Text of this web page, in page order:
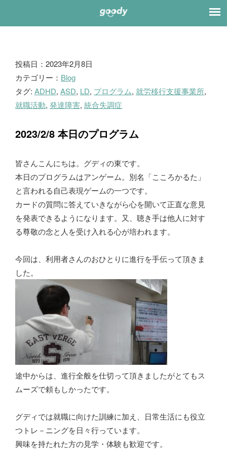
ブ
ロ
グ
投稿日：2023年2月8日
カテゴリー： Blog
タグ: ADHD, ASD, LD, プログラム, 就労移行支援事業所,
就職活動, 発達障害, 統合失調症
2023/2/8 本日のプログラム
皆さんこんにちは。グディの東です。
本日のプログラムはアンゲーム。別名「こころかるた」
と言われる自己表現ゲームの一つです。
カードの質問に答えていきながら心を開いて正直な意見
を発表できるようになります。又、聴き手は他人に対す
る尊敬の念と人を受け入れる心が培われます。
今回は、利用者さんのおひとりに進行を手伝って頂きま
した。
途中からは、進行全般を仕切って頂きましたがとてもス
ムーズで頼もしかったです。
グディでは就職に向けた訓練に加え、日常生活にも役立
つトレ－ニングを日々行っています。
興味を持たれた方の見学・体験も歓迎です。